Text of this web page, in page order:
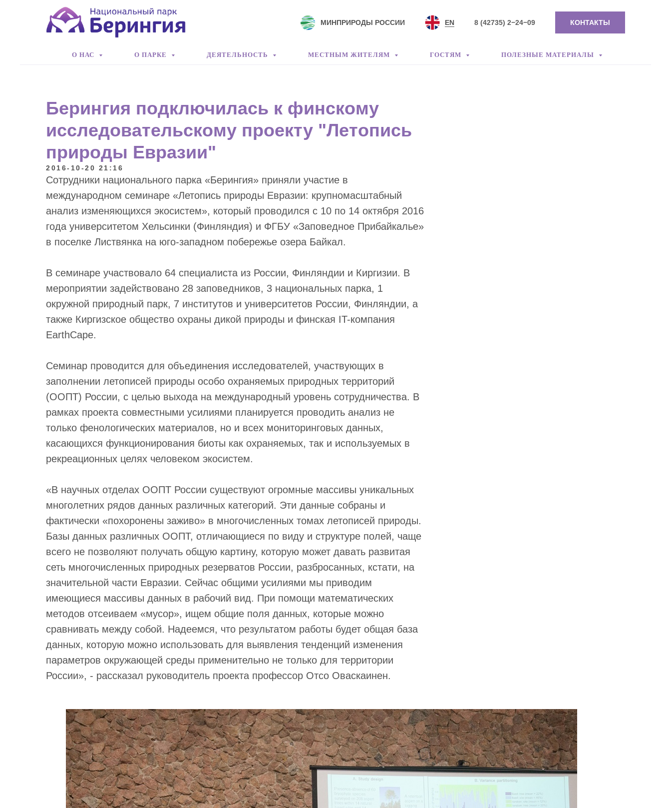
МИНПРИРОДЫ РОССИИ EN 8 (42735) 2−24−09 КОНТАКТЫ
О НАС О ПАРКЕ ДЕЯТЕЛЬНОСТЬ МЕСТНЫМ ЖИТЕЛЯМ ГОСТЯМ ПОЛЕЗНЫЕ МАТЕРИАЛЫ
Берингия подключилась к финскому
исследовательскому проекту "Летопись
природы Евразии"
2016-10-20 21:16
Сотрудники национального парка «Берингия» приняли участие в
международном семинаре «Летопись природы Евразии: крупномасштабный
анализ изменяющихся экосистем», который проводился с 10 по 14 октября 2016
года университетом Хельсинки (Финляндия) и ФГБУ «Заповедное Прибайкалье»
в поселке Листвянка на юго-западном побережье озера Байкал.
В семинаре участвовало 64 специалиста из России, Финляндии и Киргизии. В
мероприятии задействовано 28 заповедников, 3 национальных парка, 1
окружной природный парк, 7 институтов и университетов России, Финляндии, а
также Киргизское общество охраны дикой природы и финская IT-компания
EarthCape.
Семинар проводится для объединения исследователей, участвующих в
заполнении летописей природы особо охраняемых природных территорий
(ООПТ) России, с целью выхода на международный уровень сотрудничества. В
рамках проекта совместными усилиями планируется проводить анализ не
только фенологических материалов, но и всех мониторинговых данных,
касающихся функционирования биоты как охраняемых, так и используемых в
рекреационных целях человеком экосистем.
«В научных отделах ООПТ России существуют огромные массивы уникальных
многолетних рядов данных различных категорий. Эти данные собраны и
фактически «похоронены заживо» в многочисленных томах летописей природы.
Базы данных различных ООПТ, отличающиеся по виду и структуре полей, чаще
всего не позволяют получать общую картину, которую может давать развитая
сеть многочисленных природных резерватов России, разбросанных, кстати, на
значительной части Евразии. Сейчас общими усилиями мы приводим
имеющиеся массивы данных в рабочий вид. При помощи математических
методов отсеиваем «мусор», ищем общие поля данных, которые можно
сравнивать между собой. Надеемся, что результатом работы будет общая база
данных, которую можно использовать для выявления тенденций изменения
параметров окружающей среды применительно не только для территории
России», - рассказал руководитель проекта профессор Отсо Оваскаинен.